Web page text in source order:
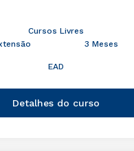
Cursos Livres
3 Meses
EAD
Detalhes do curso